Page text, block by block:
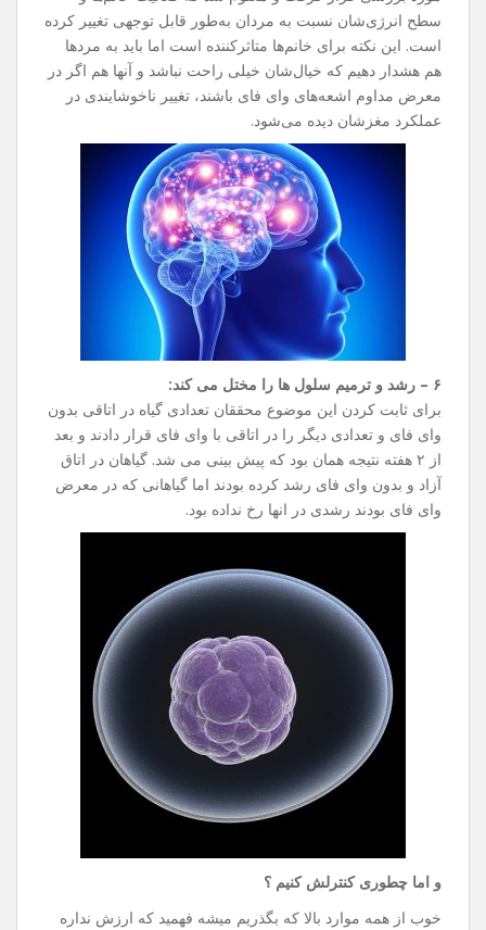
سطح انرژی‌شان نسبت به مردان به‌طور قابل توجهی تغییر کرده
است. این نکته برای خانم‌ها متاثرکننده است اما باید به مردها
هم هشدار دهیم که خیال‌شان خیلی راحت نباشد و آنها هم اگر در
معرض مداوم اشعه‌های وای فای باشند، تغییر ناخوشایندی در
عملکرد مغزشان دیده می‌شود.
۶ – رشد و ترمیم سلول ها را مختل می کند:
برای ثابت کردن این موضوع محققان تعدادی گیاه در اتاقی بدون
وای فای و تعدادی دیگر را در اتاقی با وای فای قرار دادند و بعد
از ۲ هفته نتیجه همان بود که پیش بینی می شد. گیاهان در اتاق
آزاد و بدون وای فای رشد کرده بودند اما گیاهانی که در معرض
وای فای بودند رشدی در انها رخ نداده بود.
و اما چطوری کنترلش کنیم ؟
خوب از همه موارد بالا که بگذریم میشه فهمید که ارزش نداره